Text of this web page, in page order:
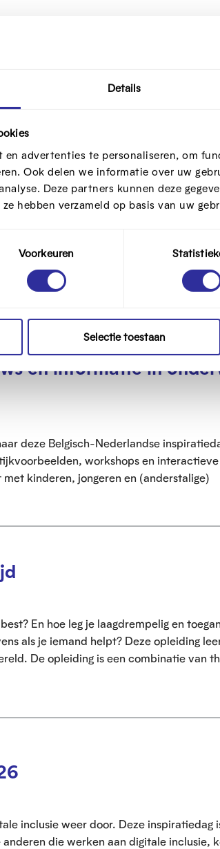
Details
advertenties te personaliseren, om
Ook delen we informatie over uw
Deze partners kunnen deze
hebben verzameld op basis van uw
Voorkeuren
Selectie toestaan
Week. Er worden honderden
editie is 'De evolutie van de digitale
sterk tegen nepnieuws
af: klopt dit wel? Wil je weten hoe je
Wil je ook anderen helpen hiermee
en informatie in
deze Belgisch-Nederlandse
workshops en interactieve
kinderen, jongeren en (anderstalige)
En hoe leg je laagdrempelig en
als je iemand helpt? Deze opleiding
De opleiding is een combinatie van
inclusie weer door. Deze inspiratiedag
die werken aan digitale inclusie,